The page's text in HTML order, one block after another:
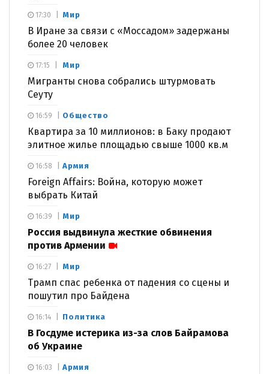
Мир
В Иране за связи с «Моссадом» задержаны
более 20 человек
17:30
Мир
Мигранты снова собрались штурмовать
Сеуту
17:15
Общество
Квартира за 10 миллионов: в Баку продают
элитное жилье площадью свыше 1000 кв.м
16:59
Армия
Foreign Affairs: Война, которую может
выбрать Китай
16:58
Мир
Россия выдвинула жесткие обвинения
против Армении
16:39
Мир
Трамп спас ребенка от падения со сцены и
пошутил про Байдена
16:27
Политика
В Госдуме истерика из-за слов Байрамова
об Украине
16:14
Армия
16:03